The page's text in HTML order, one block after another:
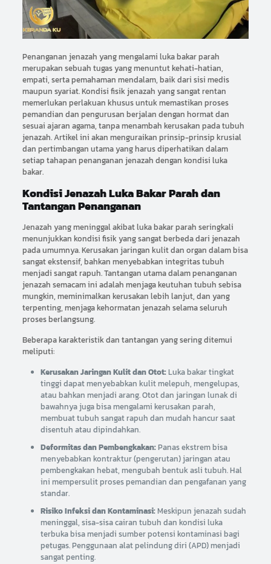
Penanganan jenazah yang mengalami luka bakar parah
merupakan sebuah tugas yang menuntut kehati-hatian,
empati, serta pemahaman mendalam, baik dari sisi medis
maupun syariat. Kondisi fisik jenazah yang sangat rentan
memerlukan perlakuan khusus untuk memastikan proses
pemandian dan pengurusan berjalan dengan hormat dan
sesuai ajaran agama, tanpa menambah kerusakan pada tubuh
jenazah. Artikel ini akan menguraikan prinsip-prinsip krusial
dan pertimbangan utama yang harus diperhatikan dalam
setiap tahapan penanganan jenazah dengan kondisi luka
bakar.
Kondisi Jenazah Luka Bakar Parah dan
Tantangan Penanganan
Jenazah yang meninggal akibat luka bakar parah seringkali
menunjukkan kondisi fisik yang sangat berbeda dari jenazah
pada umumnya. Kerusakan jaringan kulit dan organ dalam bisa
sangat ekstensif, bahkan menyebabkan integritas tubuh
menjadi sangat rapuh. Tantangan utama dalam penanganan
jenazah semacam ini adalah menjaga keutuhan tubuh sebisa
mungkin, meminimalkan kerusakan lebih lanjut, dan yang
terpenting, menjaga kehormatan jenazah selama seluruh
proses berlangsung.
Beberapa karakteristik dan tantangan yang sering ditemui
meliputi:
Kerusakan Jaringan Kulit dan Otot:Luka bakar tingkat
tinggi dapat menyebabkan kulit melepuh, mengelupas,
atau bahkan menjadi arang. Otot dan jaringan lunak di
bawahnya juga bisa mengalami kerusakan parah,
membuat tubuh sangat rapuh dan mudah hancur saat
disentuh atau dipindahkan.
Deformitas dan Pembengkakan:Panas ekstrem bisa
menyebabkan kontraktur (pengerutan) jaringan atau
pembengkakan hebat, mengubah bentuk asli tubuh. Hal
ini mempersulit proses pemandian dan pengafanan yang
standar.
Risiko Infeksi dan Kontaminasi:Meskipun jenazah sudah
meninggal, sisa-sisa cairan tubuh dan kondisi luka
terbuka bisa menjadi sumber potensi kontaminasi bagi
petugas. Penggunaan alat pelindung diri (APD) menjadi
sangat penting.